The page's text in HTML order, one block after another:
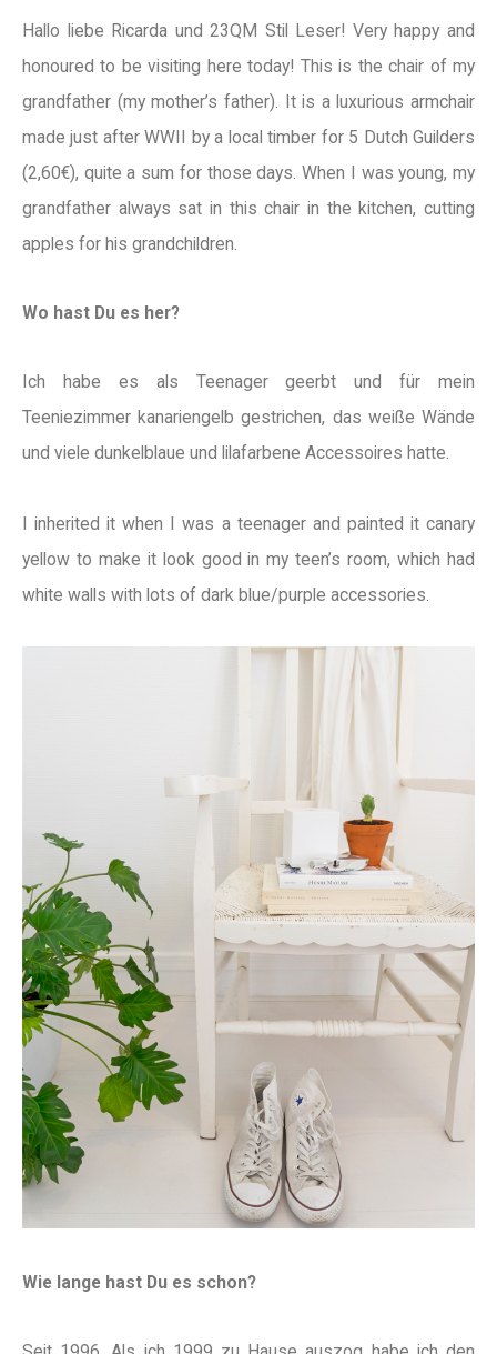
Hallo liebe Ricarda und 23QM Stil Leser! Very happy and
honoured to be visiting here today! This is the chair of my
grandfather (my mother’s father). It is a luxurious armchair
made just after WWII by a local timber for 5 Dutch Guilders
(2,60€), quite a sum for those days. When I was young, my
grandfather always sat in this chair in the kitchen, cutting
apples for his grandchildren.
Wo hast Du es her?
Ich habe es als Teenager geerbt und für mein
Teeniezimmer kanariengelb gestrichen, das weiße Wände
und viele dunkelblaue und lilafarbene Accessoires hatte.
I inherited it when I was a teenager and painted it canary
yellow to make it look good in my teen’s room, which had
white walls with lots of dark blue/purple accessories.
Wie lange hast Du es schon?